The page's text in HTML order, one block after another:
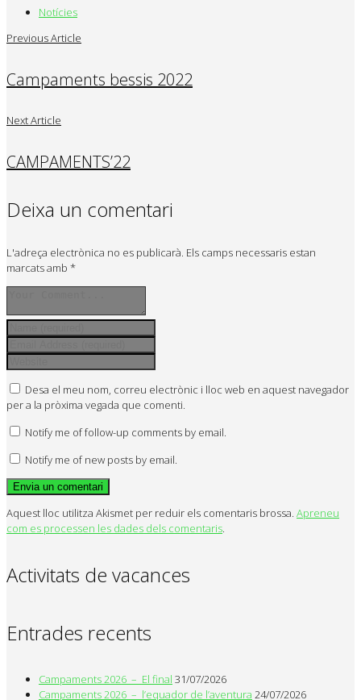
Notícies
Previous Article
Campaments bessis 2022
Next Article
CAMPAMENTS’22
Deixa un comentari
L'adreça electrònica no es publicarà. Els camps necessaris estan
marcats amb *
Desa el meu nom, correu electrònic i lloc web en aquest navegador
per a la pròxima vegada que comenti.
Notify me of follow-up comments by email.
Notify me of new posts by email.
Aquest lloc utilitza Akismet per reduir els comentaris brossa. Apreneu
com es processen les dades dels comentaris.
Activitats de vacances
Entrades recents
Campaments 2026 – El final 31/07/2026
Campaments 2026 – l’equador de l’aventura 24/07/2026